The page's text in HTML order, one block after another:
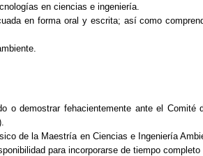
en ciencias e ingeniería.
en forma oral y escrita; así como
demostrar fehacientemente ante el Comité
de la Maestría en Ciencias e Ingeniería
para incorporarse de tiempo completo